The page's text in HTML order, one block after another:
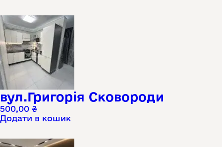
вул.Григорія Сковороди
500,00 ₴
Додати в кошик